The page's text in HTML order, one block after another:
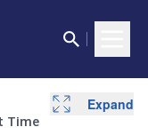
Time
Expand